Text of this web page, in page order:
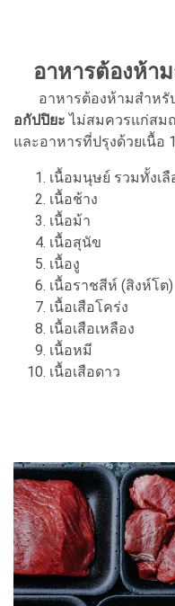
อาหารต้องห้า
อาหารต้องห้ามสำหรั
อกัปปิยะ ไม่สมควรแก่สม
และอาหารที่ปรุงด้วยเนื้อ
เนื้อมนุษย์ รวมทั้งเ
เนื้อช้าง
เนื้อม้า
เนื้อสุนัข
เนื้องู
เนื้อราชสีห์ (สิงห์โต)
เนื้อเสือโคร่ง
เนื้อเสือเหลือง
เนื้อหมี
เนื้อเสือดาว